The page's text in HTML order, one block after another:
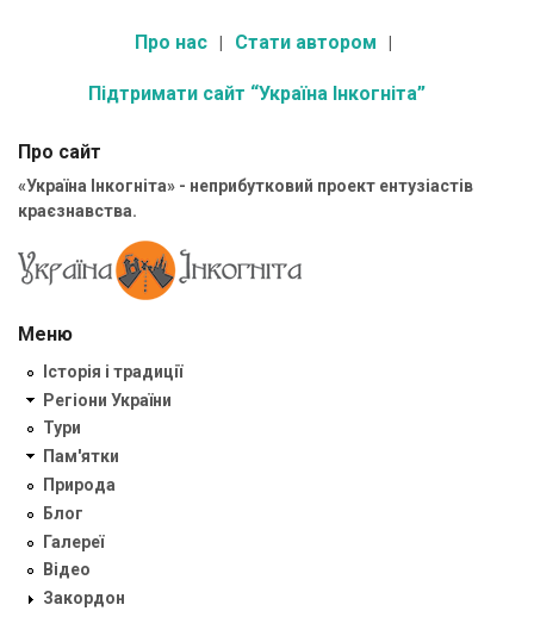
Про нас Стати автором
Підтримати сайт “Україна Інкогніта”
Про сайт
«Україна Інкогніта» - неприбутковий проект ентузіастів
краєзнавства.
Меню
Історія і традиції
Регіони України
Тури
Пам'ятки
Природа
Блог
Галереї
Відео
Закордон